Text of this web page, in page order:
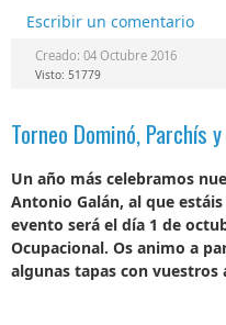
Escribir un comentario
Creado: 04 Octubre 2016
Visto: 51779
Torneo Dominó, Parchís
Un año más celebramos
Antonio Galán, al que
evento será el día 1 de
Ocupacional. Os animo a
algunas tapas con vuestros